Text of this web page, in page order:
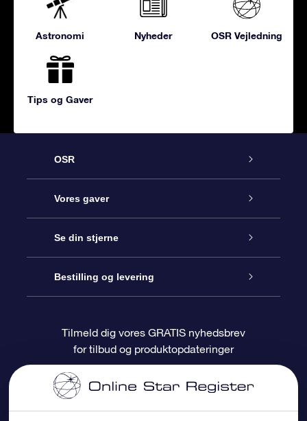
Astronomi Nyheder OSR Vejledning
Tips og Gaver
OSR
Kundeservice
Kontakt os
Bloggen
Anmeldelser
Vores gaver
Online Stjernegave
OSR Gavepakke
OSR Gavekortet
Firmagaver
Se din stjerne
Star Register
Personliggjort Stjerneside
One Million Stars
Bestilling og levering
Betalingsinformation
Forsendelsesoplysninger
Tilmeld dig vores GRATIS nyhedsbrev
for tilbud og produktopdateringer